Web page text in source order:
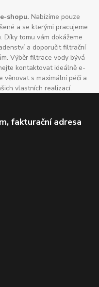
shopu. Nabízíme pouze
a se kterými pracujeme
Díky tomu vám dokážeme
a doporučit filtrační
Výběr filtrace vody bývá
kontaktovat ideálně e-
věnovat s maximální péčí a
vlastních realizací.
fakturační adresa